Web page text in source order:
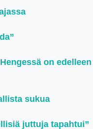
on edelleen
sukua
juttuja tapahtui”